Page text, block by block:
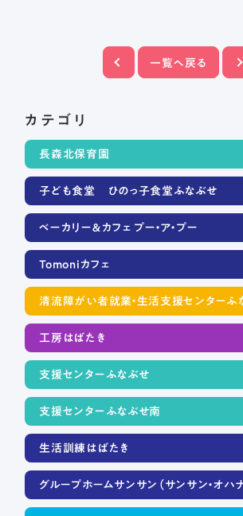
一覧へ戻る
カテゴリ
長森北保育園
子ども食堂 ひのっ子食堂ふなぶせ
ベーカリー＆カフェ プー・ア・プー
Tomoniカフェ
清流障がい者就業・生活支援センターふ
工房はばたき
支援センターふなぶせ
支援センターふなぶせ南
生活訓練はばたき
グループホームサンサン（サンサン・オハナ